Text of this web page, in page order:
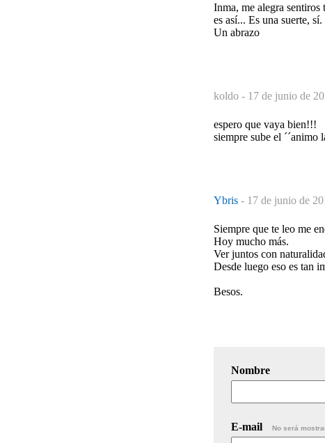
Inma, me alegra sentiros
es así... Es una suerte,
Un abrazo
koldo - 17 de junio de
espero que vaya bien!!!
siempre sube el ´´animo
Ybris - 17 de junio de
Siempre que te leo me
Hoy mucho más.
Ver juntos con
Desde luego eso es tan
Besos.
Nombre
E-mail No será